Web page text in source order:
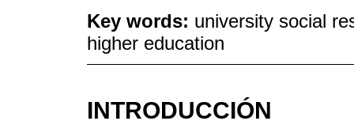
Key words: university social
higher education
INTRODUCCIÓN